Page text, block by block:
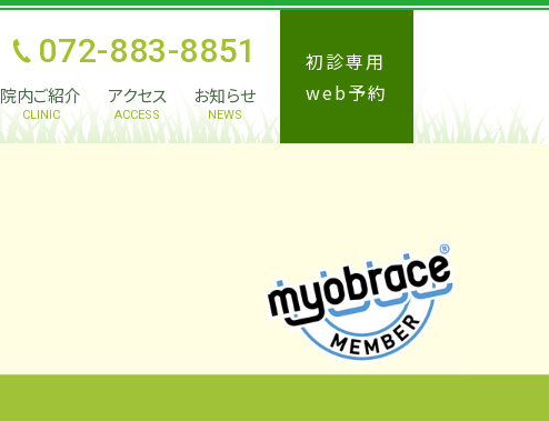
072-883-8851
初診専用
web予約
院内ご紹介
CLINIC
アクセス
ACCESS
お知らせ
NEWS